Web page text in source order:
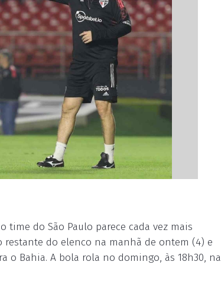
do São Paulo parece cada vez mais
do elenco na manhã de ontem (4) e
o Bahia. A bola rola no domingo, às 18h30, na